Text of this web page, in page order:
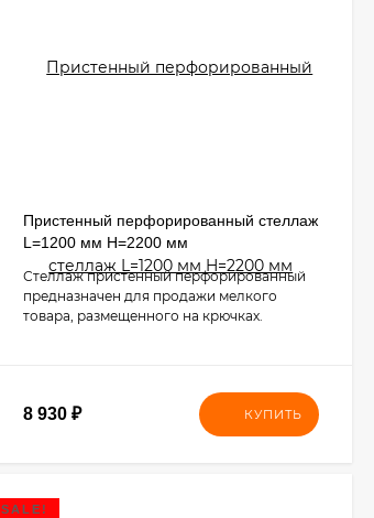
Пристенный перфорированный стеллаж
L=1200 мм H=2200 мм
Стеллаж пристенный перфорированный
предназначен для продажи мелкого
товара, размещенного на крючках.
8 930 ₽ КУПИТЬ
SALE!